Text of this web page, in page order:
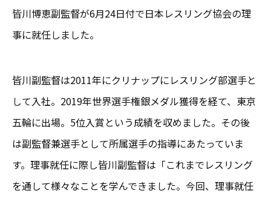
皆川博恵副監督が6月24日付で日本レスリング協会の理
事に就任しました。
皆川副監督は2011年にクリナップにレスリング部選手と
して入社。2019年世界選手権銀メダル獲得を経て、東京
五輪に出場。5位入賞という成績を収めました。その後
は副監督兼選手として所属選手の指導にあたっていま
す。理事就任に際し皆川副監督は「これまでレスリング
を通して様々なことを学んできました。今回、理事就任